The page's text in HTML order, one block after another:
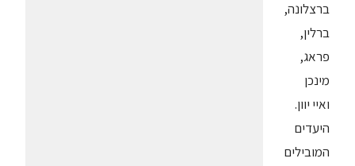
ברצלונה,
ברלין,
פראג,
מינכן
ואיי יוון.
היעדים
המובילים